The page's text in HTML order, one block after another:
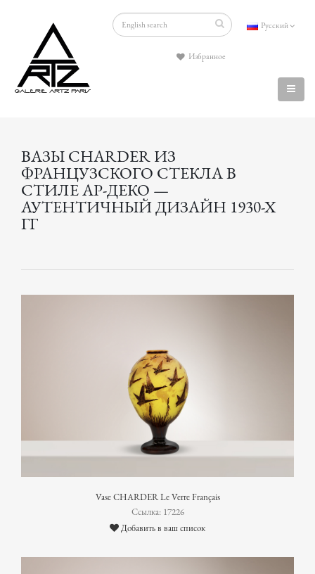
Русский
Избранное
ВАЗЫ CHARDER ИЗ
ФРАНЦУЗСКОГО СТЕКЛА В
СТИЛЕ АР-ДЕКО —
АУТЕНТИЧНЫЙ ДИЗАЙН 1930-Х
ГГ
Vase CHARDER Le Verre Français
Ссылка: 17226
Добавить в ваш список